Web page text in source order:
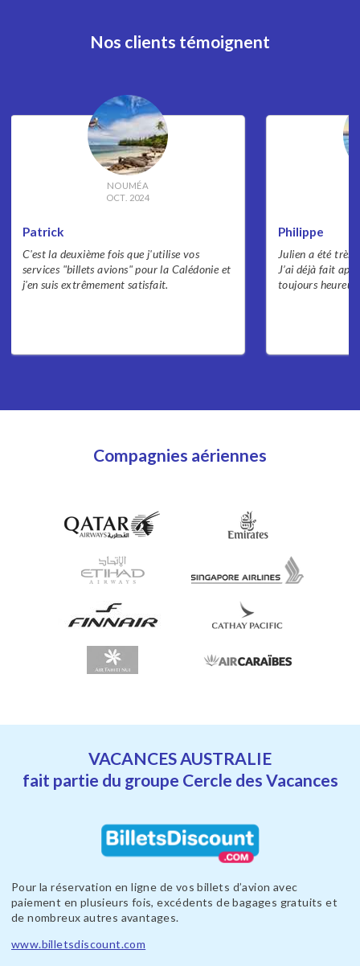
Nos clients témoignent
NOUMÉA
OCT. 2024
Patrick
C'est la deuxième fois que j'utilise vos
services "billets avions" pour la Calédonie et
j'en suis extrêmement satisfait.
Philippe
Julien a été très
J’ai déjà fait
toujours heureux
Compagnies aériennes
VACANCES AUSTRALIE
fait partie du groupe Cercle des Vacances
Pour la réservation en ligne de vos billets d’avion avec
paiement en plusieurs fois, excédents de bagages gratuits et
de nombreux autres avantages.
www.billetsdiscount.com